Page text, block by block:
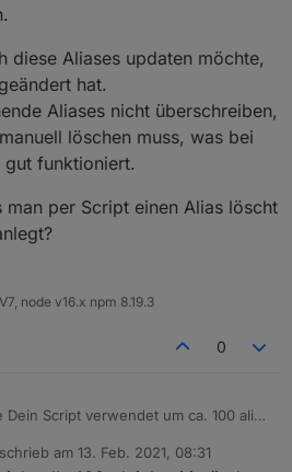
diese Aliases updaten möchte,
hat.
Aliases nicht überschreiben,
löschen muss, was bei
gut funktioniert.
per Script einen Alias löscht
node v16.x npm 8.19.3
0
Dein Script verwendet um ca. 100 alias
ich diese Aliases updaten möchte,
schrieb am 13. Feb. 2021, 08:31
editiert von